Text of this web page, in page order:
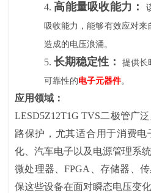
4. 高能量吸收能力：
吸收能力，能够有效应对
造成的电压浪涌。
5. 长期稳定性：
提供长
可靠性的电子元器件。
应用领域：
LESD5Z12T1G TVS二极管广
路保护，尤其适合用于消费电
化、汽车电子以及电源管理系
微处理器、FPGA、存储器、
保这些设备在面对瞬态电压变化